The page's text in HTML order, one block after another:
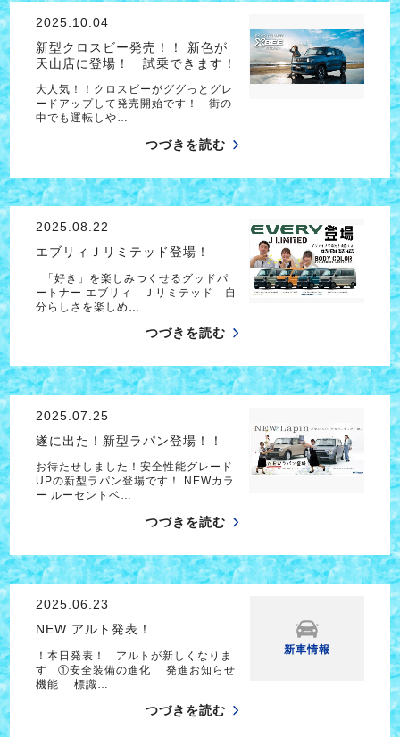
2025.10.04
新型クロスビー発売！！ 新色が
天山店に登場！ 試乗できます！
大人気！！クロスビーがググっとグレ
ードアップして発売開始です！ 街の
中でも運転しや…
つづきを読む
2025.08.22
エブリィＪリミテッド登場！
「好き」を楽しみつくせるグッドパ
ートナー エブリィ Ｊリミテッド 自
分らしさを楽しめ…
つづきを読む
2025.07.25
遂に出た！新型ラパン登場！！
お待たせしました！安全性能グレード
UPの新型ラパン登場です！ NEWカラ
ー ルーセントベ…
つづきを読む
2025.06.23
NEW アルト発表！
！本日発表！ アルトが新しくなりま
す ①安全装備の進化 発進お知らせ
機能 標識…
つづきを読む
新車情報